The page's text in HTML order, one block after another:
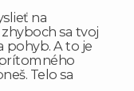
na
sa tvoj
pohyb. A to je
prítomného
Telo sa